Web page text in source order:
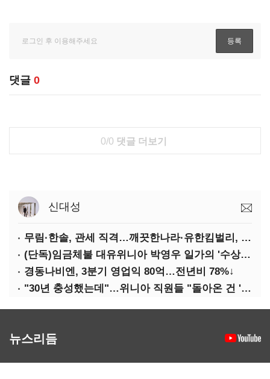
댓글 0
0/0 댓글 더보기
신대성
무림·한솔, 관세 직격…깨끗한나라·유한킴벌리, 수익성 악화
(단독)임금체불 대유위니아 박영우 일가의 '수상한 별장'
경동나비엔, 3분기 영업익 80억…전년비 78%↓
"30년 충성했는데"…위니아 직원들 "돌아온 건 '배신'"
뉴스리듬